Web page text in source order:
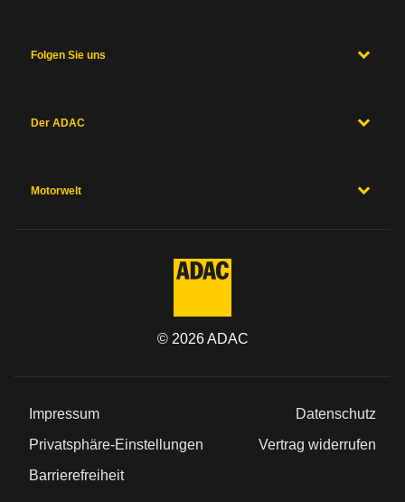
Folgen Sie uns
Der ADAC
Motorwelt
© 2026ADAC
Impressum
Datenschutz
Privatsphäre-Einstellungen
Vertrag widerrufen
Barrierefreiheit